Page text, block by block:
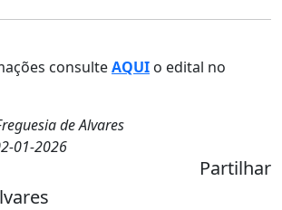
consulteAQUI o edital no
de Alvares
01-2026
Partilhar